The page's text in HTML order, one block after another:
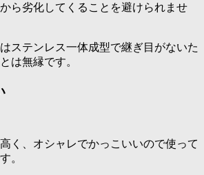
ら劣化してくることを避けられませ
ステンレス一体成型で継ぎ目がないた
は無縁です。
く、オシャレでかっこいいので使って
。